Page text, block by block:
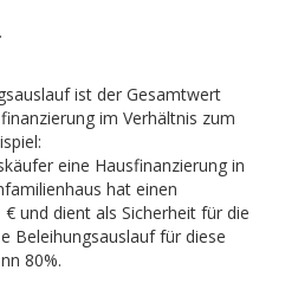
ist der Gesamtwert
im Verhältnis zum
eine Hausfinanzierung in
hat einen
und dient als Sicherheit für die
Beleihungsauslauf für diese
80%.